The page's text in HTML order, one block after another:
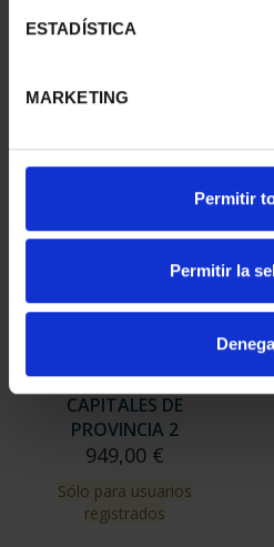
ESTADÍSTICA
MARKETING
Permitir
Permitir la
73,00 €
SUSCRIPCIÓN
CAPITALES DE
PROVINCIA 2
949,00 €
Sólo para usuarios
registrados